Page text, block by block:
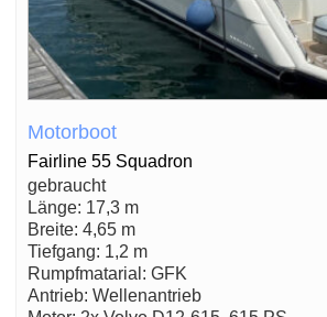
Motorboot
Fairline 55 Squadron
gebraucht
Länge: 17,3 m
Breite: 4,65 m
Tiefgang: 1,2 m
Rumpfmatarial: GFK
Antrieb: Wellenantrieb